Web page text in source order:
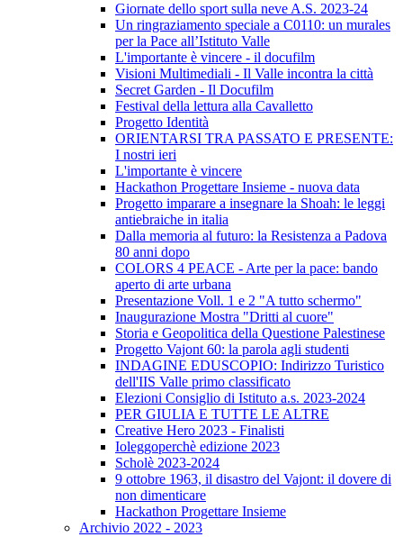
Giornate dello sport sulla neve A.S. 2023-24
Un ringraziamento speciale a C0110: un murales
per la Pace all’Istituto Valle
L'importante è vincere - il docufilm
Visioni Multimediali - Il Valle incontra la città
Secret Garden - Il Docufilm
Festival della lettura alla Cavalletto
Progetto Identità
ORIENTARSI TRA PASSATO E PRESENTE:
I nostri ieri
L'importante è vincere
Hackathon Progettare Insieme - nuova data
Progetto imparare a insegnare la Shoah: le leggi
antiebraiche in italia
Dalla memoria al futuro: la Resistenza a Padova
80 anni dopo
COLORS 4 PEACE - Arte per la pace: bando
aperto di arte urbana
Presentazione Voll. 1 e 2 "A tutto schermo"
Inaugurazione Mostra "Dritti al cuore"
Storia e Geopolitica della Questione Palestinese
Progetto Vajont 60: la parola agli studenti
INDAGINE EDUSCOPIO: Indirizzo Turistico
dell'IIS Valle primo classificato
Elezioni Consiglio di Istituto a.s. 2023-2024
PER GIULIA E TUTTE LE ALTRE
Creative Hero 2023 - Finalisti
Ioleggoperchè edizione 2023
Scholè 2023-2024
9 ottobre 1963, il disastro del Vajont: il dovere di
non dimenticare
Hackathon Progettare Insieme
Archivio 2022 - 2023